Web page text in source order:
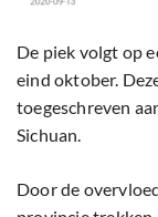
De piek volgt op
eind oktober.
toegeschreven
Sichuan.
Door de